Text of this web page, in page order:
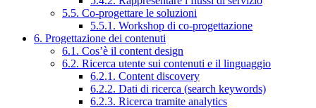
5.5. Co-progettare le soluzioni
5.5.1. Workshop di co-progettazione
6. Progettazione dei contenuti
6.1. Cos’è il content design
6.2. Ricerca utente sui contenuti e il linguaggio
6.2.1. Content discovery
6.2.2. Dati di ricerca (search keywords)
6.2.3. Ricerca tramite analytics